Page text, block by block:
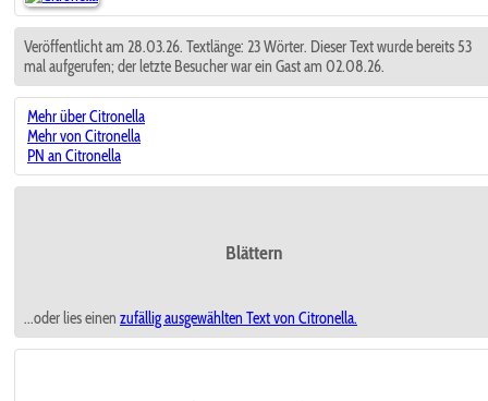
Veröffentlicht am 28.03.26. Textlänge: 23 Wörter. Dieser Text wurde bereits 53
mal aufgerufen; der letzte Besucher war ein Gast am 02.08.26.
Mehr über Citronella
Mehr von Citronella
PN an Citronella
Blättern
...oder lies einen zufällig ausgewählten Text von Citronella.